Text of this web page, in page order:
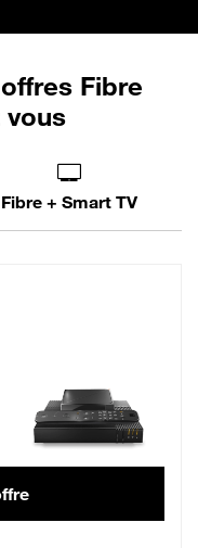
Fibre
Fibre + Smart TV
Lite Fibre